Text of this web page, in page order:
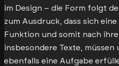
im Design – die Form folgt
zum Ausdruck, dass sich
Funktion und somit nach
insbesondere Texte, müssen
ebenfalls eine Aufgabe